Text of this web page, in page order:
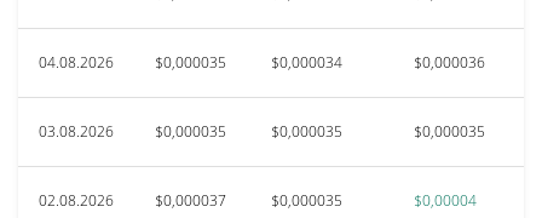
04.08.2026 $0,000035 $0,000034 $0,000036
03.08.2026 $0,000035 $0,000035 $0,000035
02.08.2026 $0,000037 $0,000035 $0,00004